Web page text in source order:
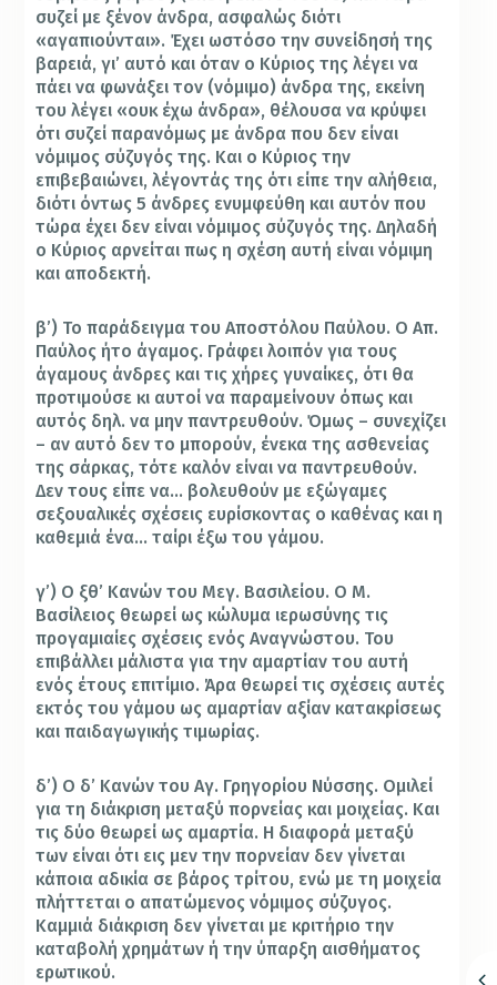
συζεί με ξένον άνδρα, ασφαλώς διότι
«αγαπιούνται». Έχει ωστόσο την συνείδησή της
βαρειά, γι’ αυτό και όταν ο Κύριος της λέγει να
πάει να φωνάξει τον (νόμιμο) άνδρα της, εκείνη
του λέγει «ουκ έχω άνδρα», θέλουσα να κρύψει
ότι συζεί παρανόμως με άνδρα που δεν είναι
νόμιμος σύζυγός της. Και ο Κύριος την
επιβεβαιώνει, λέγοντάς της ότι είπε την αλήθεια,
διότι όντως 5 άνδρες ενυμφεύθη και αυτόν που
τώρα έχει δεν είναι νόμιμος σύζυγός της. Δηλαδή
ο Κύριος αρνείται πως η σχέση αυτή είναι νόμιμη
και αποδεκτή.
β’) Το παράδειγμα του Αποστόλου Παύλου. Ο Απ.
Παύλος ήτο άγαμος. Γράφει λοιπόν για τους
άγαμους άνδρες και τις χήρες γυναίκες, ότι θα
προτιμούσε κι αυτοί να παραμείνουν όπως και
αυτός δηλ. να μην παντρευθούν. Όμως – συνεχίζει
– αν αυτό δεν το μπορούν, ένεκα της ασθενείας
της σάρκας, τότε καλόν είναι να παντρευθούν.
Δεν τους είπε να… βολευθούν με εξώγαμες
σεξουαλικές σχέσεις ευρίσκοντας ο καθένας και η
καθεμιά ένα… ταίρι έξω του γάμου.
γ’) Ο ξθ’ Κανών του Μεγ. Βασιλείου. Ο Μ.
Βασίλειος θεωρεί ως κώλυμα ιερωσύνης τις
προγαμιαίες σχέσεις ενός Αναγνώστου. Του
επιβάλλει μάλιστα για την αμαρτίαν του αυτή
ενός έτους επιτίμιο. Άρα θεωρεί τις σχέσεις αυτές
εκτός του γάμου ως αμαρτίαν αξίαν κατακρίσεως
και παιδαγωγικής τιμωρίας.
δ’) Ο δ’ Κανών του Αγ. Γρηγορίου Νύσσης. Ομιλεί
για τη διάκριση μεταξύ πορνείας και μοιχείας. Και
τις δύο θεωρεί ως αμαρτία. Η διαφορά μεταξύ
των είναι ότι εις μεν την πορνείαν δεν γίνεται
κάποια αδικία σε βάρος τρίτου, ενώ με τη μοιχεία
πλήττεται ο απατώμενος νόμιμος σύζυγος.
Καμμιά διάκριση δεν γίνεται με κριτήριο την
καταβολή χρημάτων ή την ύπαρξη αισθήματος
ερωτικού.